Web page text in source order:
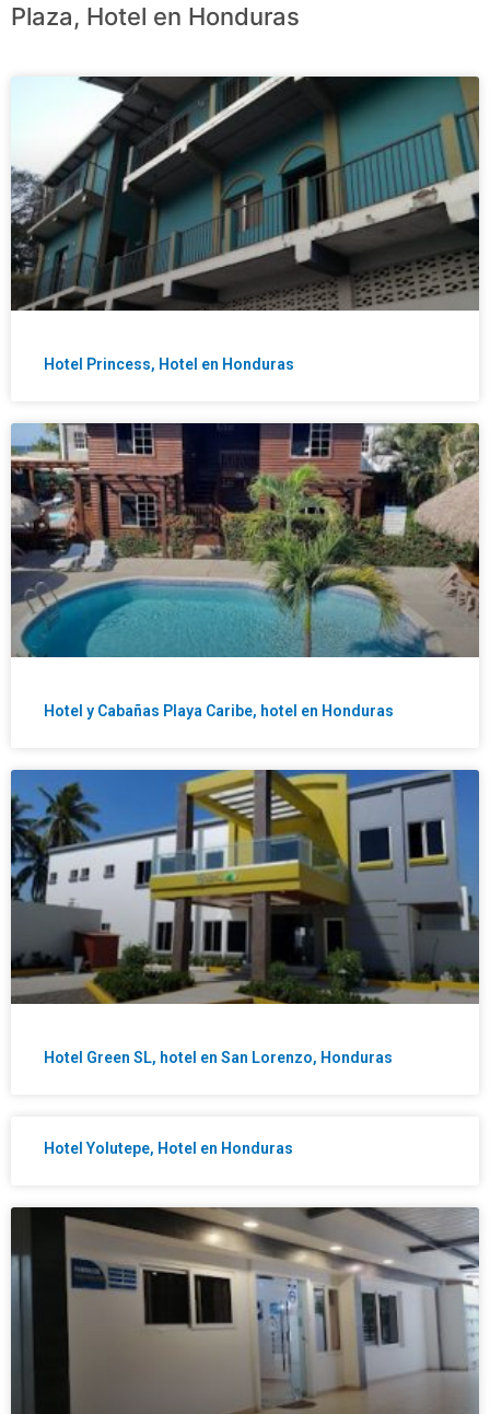
Plaza, Hotel en Honduras
Hotel Princess, Hotel en Honduras
Hotel y Cabañas Playa Caribe, hotel en Honduras
Hotel Green SL, hotel en San Lorenzo, Honduras
Hotel Yolutepe, Hotel en Honduras